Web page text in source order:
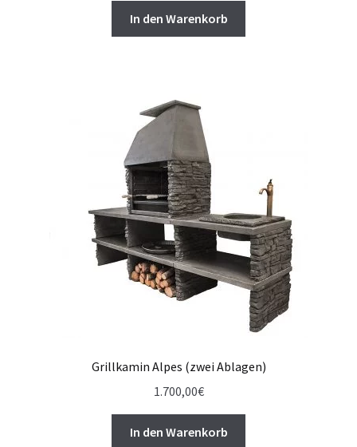
In den Warenkorb
Grillkamin Alpes (zwei Ablagen)
1.700,00€
In den Warenkorb